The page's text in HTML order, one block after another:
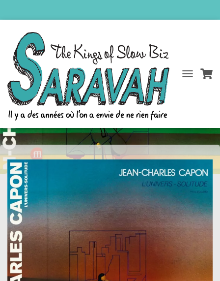
E
L
A
A
V
G
JEAN-CHARLES CAPON –
L’UNIVERS SOLITUDE